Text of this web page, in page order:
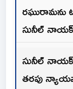
సునీల్ నాయక్
సునీల్
తరపు